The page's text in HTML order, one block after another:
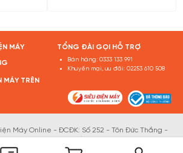
MÁY TỔNG ĐÀI GỌI HỖ TRỢ
Bán hàng: 0333 133 991
Khuyến mại, ưu đãi: 02253 610 508
MÁY TRÊN
Máy Online - ĐCĐK: Số 252 - Tôn Đức Thắng -
Phòng . GPĐKKD số: 0202059736 do Sở KHĐT
11/2020. Email: info@sieudienmay.vn. Điện